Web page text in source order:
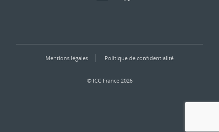
Mentions légales Politique de confidentialité
© ICC France 2026